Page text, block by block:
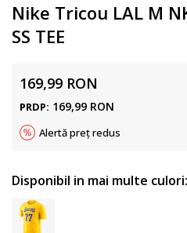
Nike Tricou LAL M
SS TEE
169,99 RON
PRDP: 169,99 RON
Alertă preț redus
Disponibil in mai multe culori: